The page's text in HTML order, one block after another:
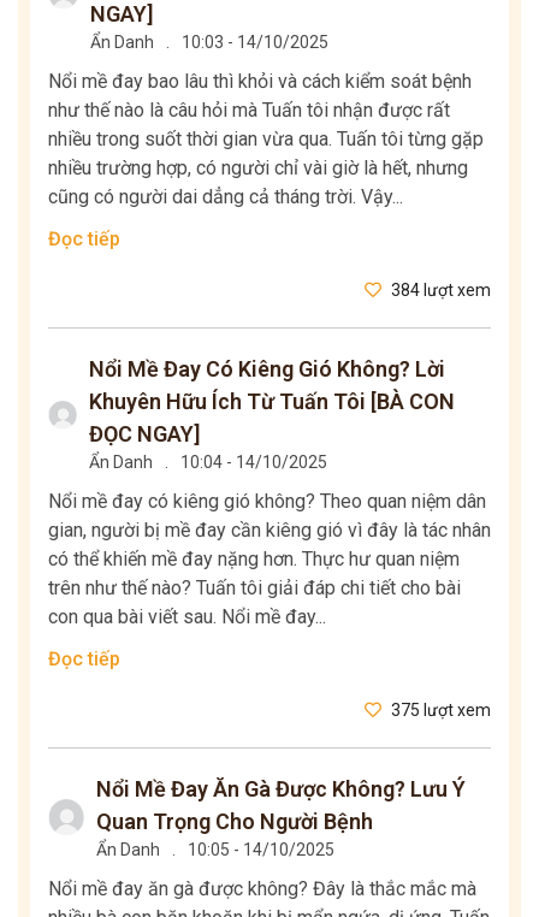
NGAY]
Ẩn Danh 10:03 - 14/10/2025
Nổi mề đay bao lâu thì khỏi và cách kiểm soát bệnh
như thế nào là câu hỏi mà Tuấn tôi nhận được rất
nhiều trong suốt thời gian vừa qua. Tuấn tôi từng gặp
nhiều trường hợp, có người chỉ vài giờ là hết, nhưng
cũng có người dai dẳng cả tháng trời. Vậy...
Đọc tiếp
384 lượt xem
Nổi Mề Đay Có Kiêng Gió Không? Lời
Khuyên Hữu Ích Từ Tuấn Tôi [BÀ CON
ĐỌC NGAY]
Ẩn Danh 10:04 - 14/10/2025
Nổi mề đay có kiêng gió không? Theo quan niệm dân
gian, người bị mề đay cần kiêng gió vì đây là tác nhân
có thể khiến mề đay nặng hơn. Thực hư quan niệm
trên như thế nào? Tuấn tôi giải đáp chi tiết cho bài
con qua bài viết sau. Nổi mề đay...
Đọc tiếp
375 lượt xem
Nổi Mề Đay Ăn Gà Được Không? Lưu Ý
Quan Trọng Cho Người Bệnh
Ẩn Danh 10:05 - 14/10/2025
Nổi mề đay ăn gà được không? Đây là thắc mắc mà